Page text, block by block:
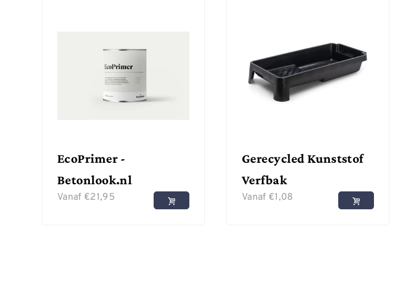
EcoPrimer -
Betonlook.nl
Vanaf €21,95
Gerecycled Kunststof
Verfbak
Vanaf €1,08